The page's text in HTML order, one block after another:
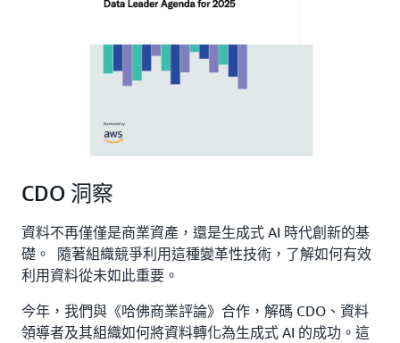
CDO 洞察
資料不再僅僅是商業資產，還是生成式 AI 時代創新的基
礎。 隨著組織競爭利用這種變革性技術，了解如何有效
利用資料從未如此重要。
今年，我們與《哈佛商業評論》合作，解碼 CDO、資料
領導者及其組織如何將資料轉化為生成式 AI 的成功。這